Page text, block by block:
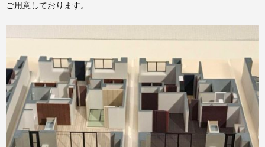
ご用意しております。